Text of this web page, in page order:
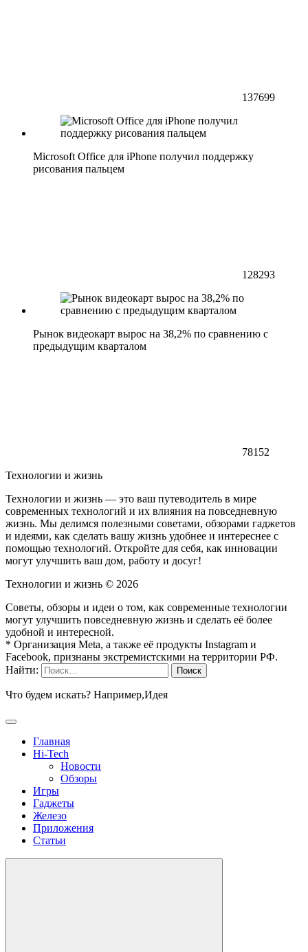
137699
Microsoft Office для iPhone получил поддержку
рисования пальцем
128293
Рынок видеокарт вырос на 38,2% по сравнению с
предыдущим кварталом
78152
Технологии и жизнь
Технологии и жизнь — это ваш путеводитель в мире
современных технологий и их влияния на повседневную
жизнь. Мы делимся полезными советами, обзорами гаджетов
и идеями, как сделать вашу жизнь удобнее и интереснее с
помощью технологий. Откройте для себя, как инновации
могут улучшить ваш дом, работу и досуг!
Технологии и жизнь © 2026
Советы, обзоры и идеи о том, как современные технологии
могут улучшить повседневную жизнь и сделать её более
удобной и интересной.
* Организация Meta, а также её продукты Instagram и
Facebook, признаны экстремистскими на территории РФ.
Найти:
Что будем искать? Например,Идея
Главная
Hi-Tech
Новости
Обзоры
Игры
Гаджеты
Железо
Приложения
Статьи